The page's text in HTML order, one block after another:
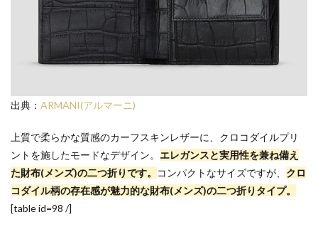
出典： ARMANI(アルマーニ)
上質で柔らかな質感のカーフスキンレザーに、クロコダイルプリ
ントを施したモードなデザイン。 エレガンスと実用性を兼ね備え
た財布(メンズ)の二つ折りです。
コンパクトなサイズですが、 クロ
コダイル柄の存在感が魅力的な財布(メンズ)の二つ折りタイプ。
[table id=98 /]